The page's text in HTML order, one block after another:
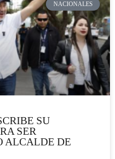
NACIONALES
SU
SER
ALCALDE DE